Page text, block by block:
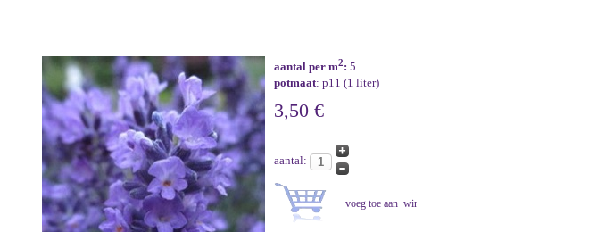
aantal per m2: 5
potmaat: p11 (1 liter)
3,50 €
aantal: